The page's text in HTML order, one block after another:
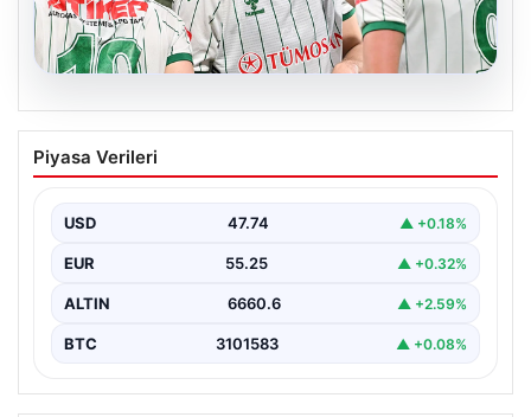
08.08.2026
Berkan Kutlu Konyaspor’a Veda Etti
Sezon boyunca Konyaspor formasıyla gösterdiği
Piyasa Verileri
USD 47.74 ▲ +0.18%
EUR 55.25 ▲ +0.32%
ALTIN 6660.6 ▲ +2.59%
BTC 3101583 ▲ +0.08%